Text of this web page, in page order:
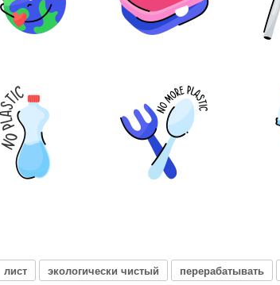
лист экологически чистый перерабатывать